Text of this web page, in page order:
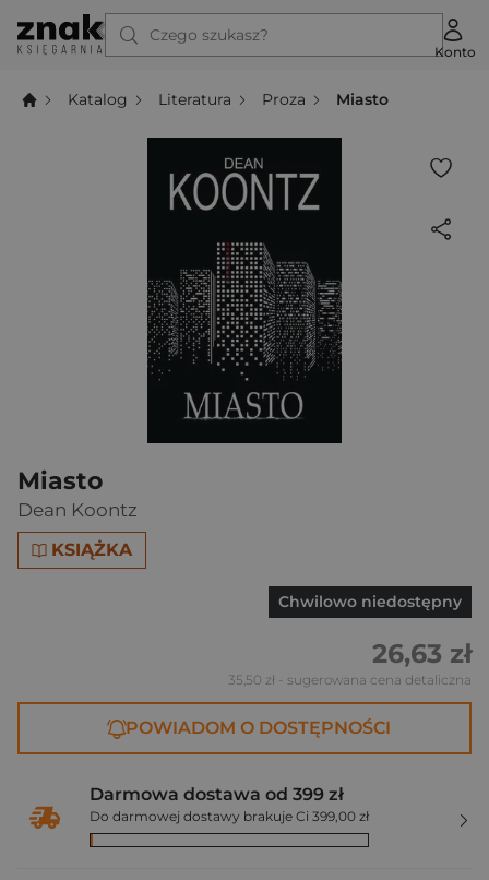
Czego szukasz?
Konto
Katalog Literatura Proza Miasto
Miasto
Dean Koontz
KSIĄŻKA
Chwilowo niedostępny
26,63 zł
35,50 zł - sugerowana cena detaliczna
POWIADOM O DOSTĘPNOŚCI
Darmowa dostawa od 399 zł
Do darmowej dostawy brakuje Ci 399,00 zł